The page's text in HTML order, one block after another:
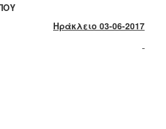
Ηράκλειο 03-06-2017